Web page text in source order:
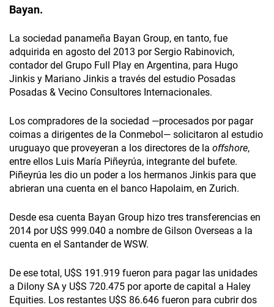
Bayan.
La sociedad panameña Bayan Group, en tanto, fue
adquirida en agosto del 2013 por Sergio Rabinovich,
contador del Grupo Full Play en Argentina, para Hugo
Jinkis y Mariano Jinkis a través del estudio Posadas
Posadas & Vecino Consultores Internacionales.
Los compradores de la sociedad —procesados por pagar
coimas a dirigentes de la Conmebol— solicitaron al estudio
uruguayo que proveyeran a los directores de la offshore,
entre ellos Luis María Piñeyrúa, integrante del bufete.
Piñeyrúa les dio un poder a los hermanos Jinkis para que
abrieran una cuenta en el banco Hapolaim, en Zurich.
Desde esa cuenta Bayan Group hizo tres transferencias en
2014 por U$S 999.040 a nombre de Gilson Overseas a la
cuenta en el Santander de WSW.
De ese total, U$S 191.919 fueron pa­ra pagar las unidades
a Dilony SA y U$S 720.475 por aporte de capital a Haley
Equities. Los restantes U$S 86.646 fueron para cubrir dos